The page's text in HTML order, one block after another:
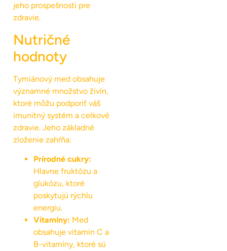
jeho prospešnosti pre
zdravie.
Nutričné
hodnoty
Tymiánový med obsahuje
významné množstvo živín,
ktoré môžu podporiť váš
imunitný systém a celkové
zdravie. Jeho základné
zloženie zahŕňa:
Prírodné cukry:
Hlavne fruktózu a
glukózu, ktoré
poskytujú rýchlu
energiu.
Vitamíny: Med
obsahuje vitamín C a
B-vitamíny, ktoré sú